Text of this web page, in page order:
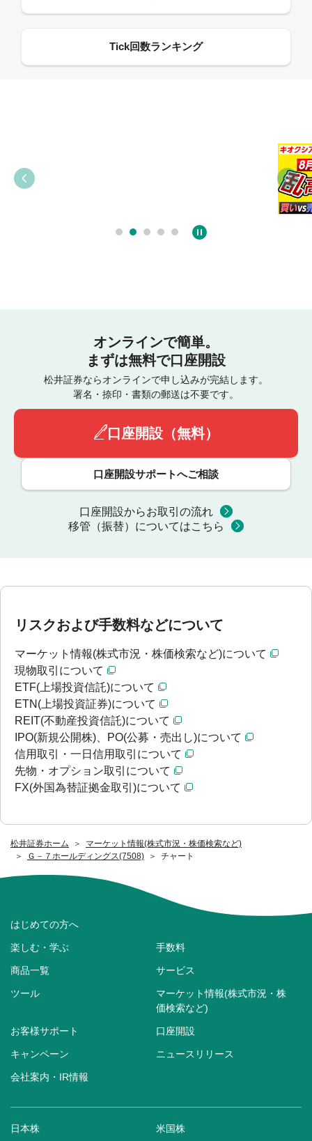
松井証券ホーム
マーケット情報(株式市況・株価検索など)
Ｇ－７ホールディングス(7508)
チャート
オンラインで簡単。
まずは無料で口座開設
松井証券ならオンラインで申し込みが完結します。
署名・捺印・書類の郵送は不要です。
口座開設（無料）
口座開設サポートへご相談
口座開設からお取引の流れ
移管（振替）についてはこちら
リスクおよび手数料などについて
マーケット情報(株式市況・株価検索など)について
現物取引について
ETF(上場投資信託)について
ETN(上場投資証券)について
REIT(不動産投資信託)について
IPO(新規公開株)、PO(公募・売出し)について
信用取引・一日信用取引について
先物・オプション取引について
FX(外国為替証拠金取引)について
はじめての方へ
楽しむ・学ぶ 手数料
商品一覧 サービス
ツール
マーケット情報(株式市況・株
価検索など)
お客様サポート 口座開設
キャンペーン ニュースリリース
会社案内・IR情報
日本株 米国株